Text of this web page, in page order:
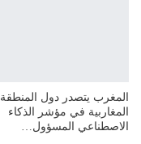
المغرب يتصدر دول المنطقة
المغاربية في مؤشر الذكاء
الاصطناعي المسؤول…